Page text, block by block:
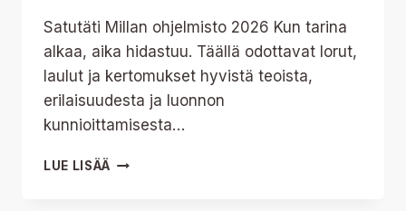
Satutäti Millan ohjelmisto 2026 Kun tarina
alkaa, aika hidastuu. Täällä odottavat lorut,
laulut ja kertomukset hyvistä teoista,
erilaisuudesta ja luonnon
kunnioittamisesta…
LUE LISÄÄ OHJELMISTO